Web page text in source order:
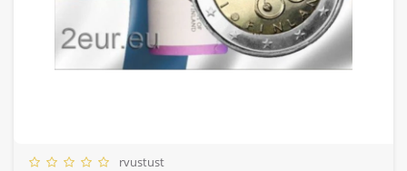
rvustust